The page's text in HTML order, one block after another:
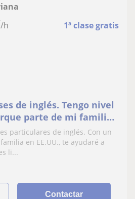
/h 1ª clase gratis
de inglés. Tengo nivel
parte de mi familia
particulares de inglés. Con un
en EE.UU., te ayudaré a
li...
Contactar